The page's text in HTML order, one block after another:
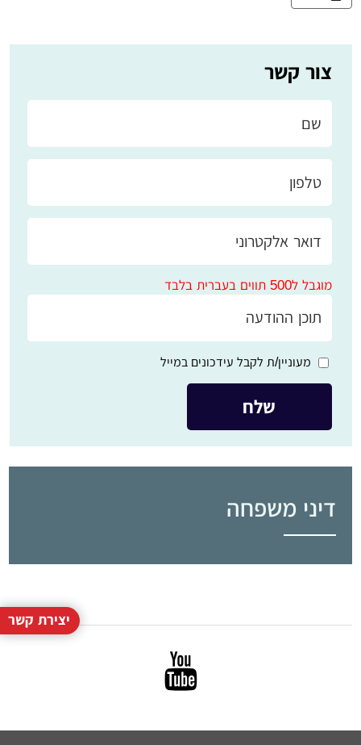
צור קשר
מוגבל ל500 תווים בעברית בלבד
מעוניין/ת לקבל עידכונים במייל
דיני משפחה
יצירת קשר